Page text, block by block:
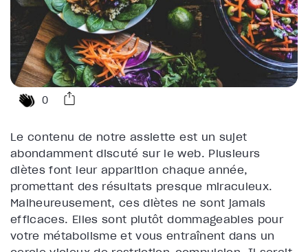
0
Le contenu de notre assiette est un sujet
abondamment discuté sur le web. Plusieurs
diètes font leur apparition chaque année,
promettant des résultats presque miraculeux.
Malheureusement, ces diètes ne sont jamais
efficaces. Elles sont plutôt dommageables pour
votre métabolisme et vous entraînent dans un